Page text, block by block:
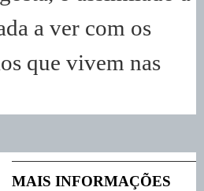
a ver com os
que vivem nas
MAIS INFORMAÇÕES